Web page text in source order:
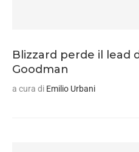
Blizzard perde il lead
Goodman
a cura di Emilio Urbani